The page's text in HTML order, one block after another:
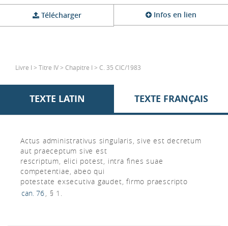
Télécharger Infos en lien
Livre I > Titre IV > Chapitre I > C. 35 CIC/1983
TEXTE LATIN TEXTE FRANÇAIS
Actus administrativus singularis, sive est decretum
aut praeceptum sive est
rescriptum, elici potest, intra fines suae
competentiae, abeo qui
potestate exsecutiva gaudet, firmo praescripto
can. 76, § 1.